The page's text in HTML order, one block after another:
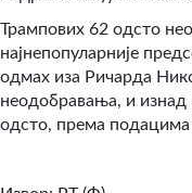
Трампових 62 одсто
најнепопуларније
одмах иза Ричарда
неодобравања, и изнад
одсто, према подацима